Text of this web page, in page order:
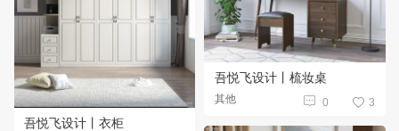
吾悦飞设计丨衣柜
吾悦飞设计丨梳妆桌
其他  0  3